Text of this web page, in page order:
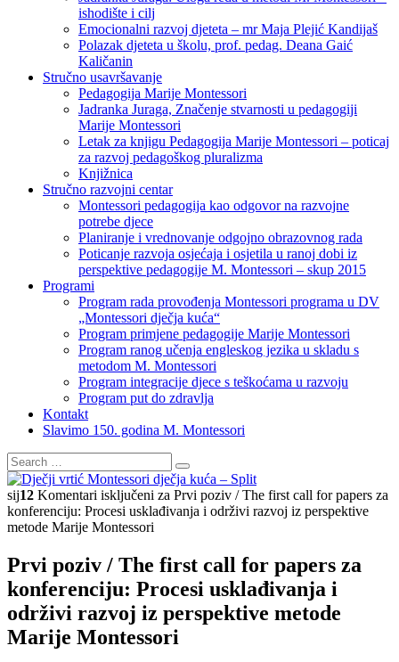
ishodište i cilj
Emocionalni razvoj djeteta – mr Maja Plejić Kandijaš
Polazak djeteta u školu, prof. pedag. Deana Gaić
Kaličanin
Stručno usavršavanje
Pedagogija Marije Montessori
Jadranka Juraga, Značenje stvarnosti u pedagogiji
Marije Montessori
Letak za knjigu Pedagogija Marije Montessori – poticaj
za razvoj pedagoškog pluralizma
Knjižnica
Stručno razvojni centar
Montessori pedagogija kao odgovor na razvojne
potrebe djece
Planiranje i vrednovanje odgojno obrazovnog rada
Poticanje razvoja osjećaja i osjetila u ranoj dobi iz
perspektive pedagogije M. Montessori – skup 2015
Programi
Program rada provođenja Montessori programa u DV
„Montessori dječja kuća“
Program primjene pedagogije Marije Montessori
Program ranog učenja engleskog jezika u skladu s
metodom M. Montessori
Program integracije djece s teškoćama u razvoju
Program put do zdravlja
Kontakt
Slavimo 150. godina M. Montessori
sij12 Komentari isključeni za Prvi poziv / The first call for papers za
konferenciju: Procesi usklađivanja i održivi razvoj iz perspektive
metode Marije Montessori
Prvi poziv / The first call for papers za
konferenciju: Procesi usklađivanja i
održivi razvoj iz perspektive metode
Marije Montessori